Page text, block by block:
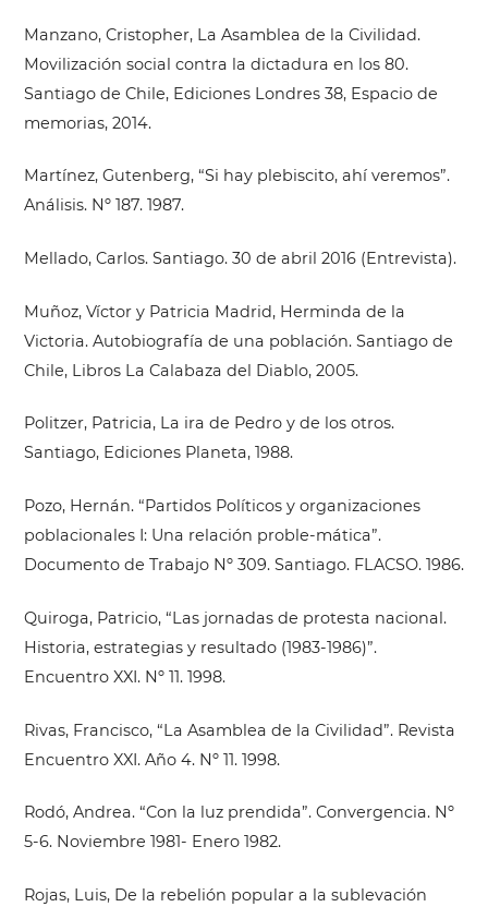
Manzano, Cristopher, La Asamblea de la Civilidad.
Movilización social contra la dictadura en los 80.
Santiago de Chile, Ediciones Londres 38, Espacio de
memorias, 2014.
Martínez, Gutenberg, “Si hay plebiscito, ahí veremos”.
Análisis. Nº 187. 1987.
Mellado, Carlos. Santiago. 30 de abril 2016 (Entrevista).
Muñoz, Víctor y Patricia Madrid, Herminda de la
Victoria. Autobiografía de una población. Santiago de
Chile, Libros La Calabaza del Diablo, 2005.
Politzer, Patricia, La ira de Pedro y de los otros.
Santiago, Ediciones Planeta, 1988.
Pozo, Hernán. “Partidos Políticos y organizaciones
poblacionales I: Una relación proble-mática”.
Documento de Trabajo Nº 309. Santiago. FLACSO. 1986.
Quiroga, Patricio, “Las jornadas de protesta nacional.
Historia, estrategias y resultado (1983-1986)”.
Encuentro XXI. Nº 11. 1998.
Rivas, Francisco, “La Asamblea de la Civilidad”. Revista
Encuentro XXI. Año 4. Nº 11. 1998.
Rodó, Andrea. “Con la luz prendida”. Convergencia. Nº
5-6. Noviembre 1981- Enero 1982.
Rojas, Luis, De la rebelión popular a la sublevación